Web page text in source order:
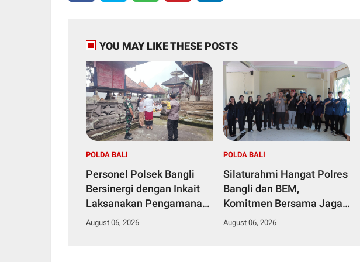
YOU MAY LIKE THESE POSTS
POLDA BALI
Personel Polsek Bangli
Bersinergi dengan Inkait
Laksanakan Pengamanan
Persembahyangan dalam
August 06, 2026
POLDA BALI
Silaturahmi Hangat Polres
Bangli dan BEM,
Komitmen Bersama Jaga
Kamtibmas
August 06, 2026